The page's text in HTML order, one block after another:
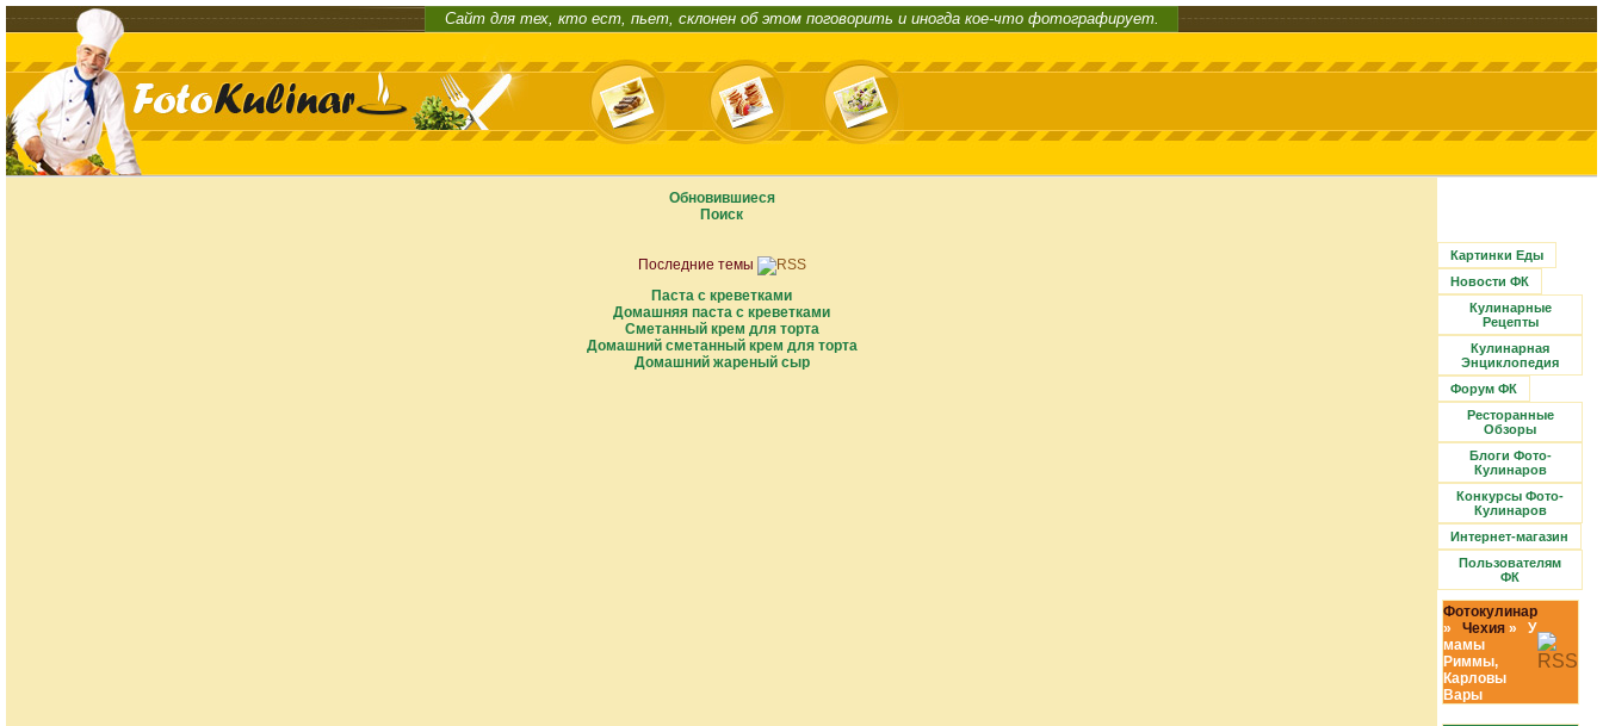
Сайт для тех, кто ест, пьет, склонен об этом поговорить и иногда кое-что фотографирует.
Обновившиеся
Поиск
Последние темы
Паста с креветками
Домашняя паста с креветками
Сметанный крем для торта
Домашний сметанный крем для торта
Домашний жареный сыр
Картинки Еды
Новости ФК
Кулинарные
Рецепты
Кулинарная
Энциклопедия
Форум ФК
Ресторанные
Обзоры
Блоги Фото-
Кулинаров
Конкурсы Фото-
Кулинаров
Интернет-магазин
Пользователям
ФК
Фотокулинар
» Чехия » У
мамы
Риммы,
Карловы
Вары